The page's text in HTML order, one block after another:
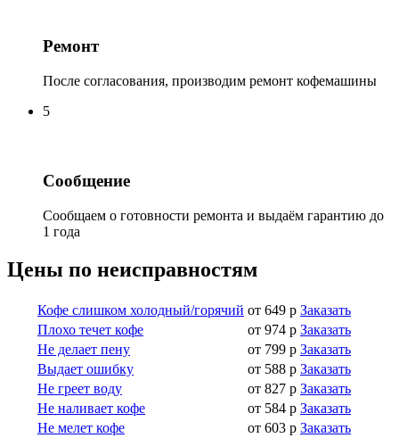
Ремонт
После согласования, производим ремонт кофемашины
5
Сообщение
Сообщаем о готовности ремонта и выдаём гарантию до
1 года
Цены по неисправностям
Кофе слишком холодный/горячий от 649 р Заказать
Плохо течет кофе
от 974 р Заказать
Не делает пену
от 799 р Заказать
Выдает ошибку
от 588 р Заказать
Не греет воду
от 827 р Заказать
Не наливает кофе
от 584 р Заказать
Не мелет кофе
от 603 р Заказать